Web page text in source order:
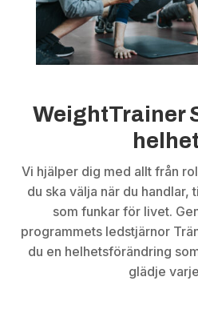
WeightTrainer
Vi hjälper dig med allt från
du ska välja när du handlar,
som funkar för livet.
programmets ledstjärnor
du en helhetsförändring
glädje